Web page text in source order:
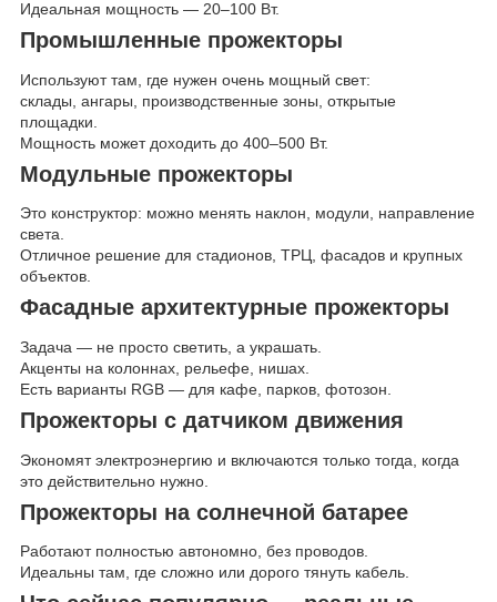
Идеальная мощность — 20–100 Вт.
Промышленные прожекторы
Используют там, где нужен очень мощный свет:
склады, ангары, производственные зоны, открытые
площадки.
Мощность может доходить до 400–500 Вт.
Модульные прожекторы
Это конструктор: можно менять наклон, модули, направление
света.
Отличное решение для стадионов, ТРЦ, фасадов и крупных
объектов.
Фасадные архитектурные прожекторы
Задача — не просто светить, а украшать.
Акценты на колоннах, рельефе, нишах.
Есть варианты RGB — для кафе, парков, фотозон.
Прожекторы с датчиком движения
Экономят электроэнергию и включаются только тогда, когда
это действительно нужно.
Прожекторы на солнечной батарее
Работают полностью автономно, без проводов.
Идеальны там, где сложно или дорого тянуть кабель.